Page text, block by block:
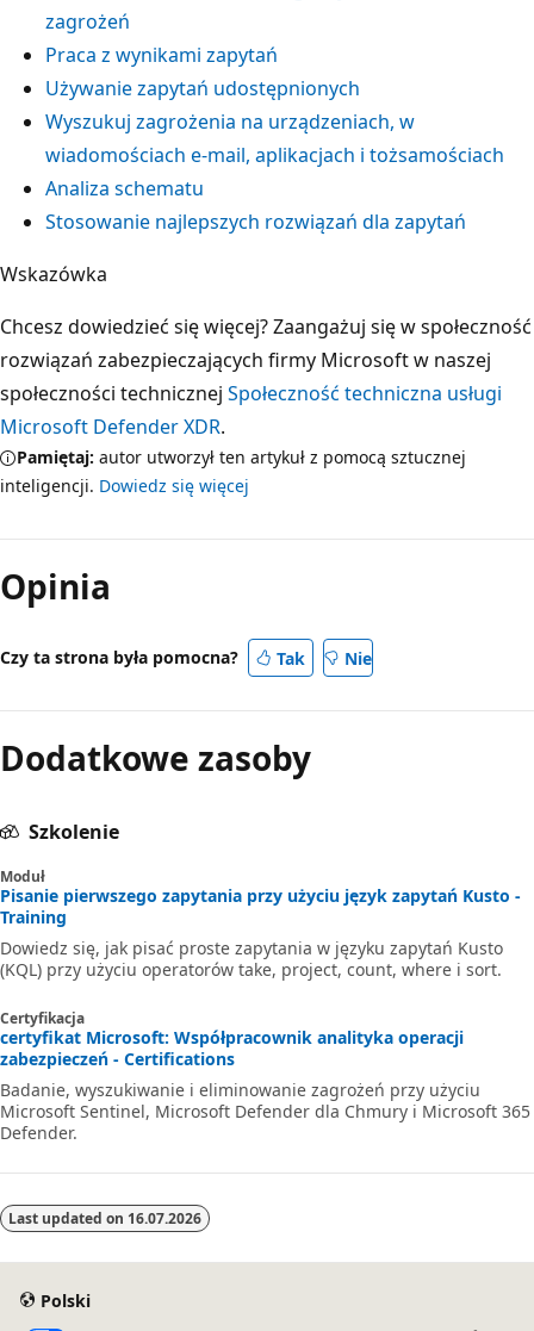
zagrożeń
Praca z wynikami zapytań
Używanie zapytań udostępnionych
Wyszukuj zagrożenia na urządzeniach, w
wiadomościach e-mail, aplikacjach i tożsamościach
Analiza schematu
Stosowanie najlepszych rozwiązań dla zapytań
Wskazówka
Chcesz dowiedzieć się więcej? Zaangażuj się w społeczność
rozwiązań zabezpieczających firmy Microsoft w naszej
społeczności technicznej Społeczność techniczna usługi
Microsoft Defender XDR.
Pamiętaj: autor utworzył ten artykuł z pomocą sztucznej
inteligencji. Dowiedz się więcej
Opinia
Czy ta strona była pomocna? Tak Nie
Dodatkowe zasoby
Szkolenie
Moduł
Pisanie pierwszego zapytania przy użyciu język zapytań Kusto -
Training
Dowiedz się, jak pisać proste zapytania w języku zapytań Kusto
(KQL) przy użyciu operatorów take, project, count, where i sort.
Certyfikacja
certyfikat Microsoft: Współpracownik analityka operacji
zabezpieczeń - Certifications
Badanie, wyszukiwanie i eliminowanie zagrożeń przy użyciu
Microsoft Sentinel, Microsoft Defender dla Chmury i Microsoft 365
Defender.
Last updated on 16.07.2026
Polski